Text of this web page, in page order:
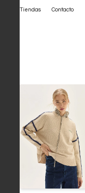
Tiendas Contacto